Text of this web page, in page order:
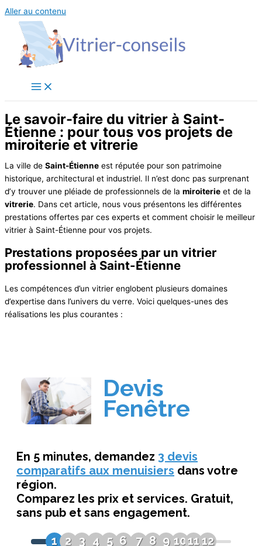
Aller au contenu
Le savoir-faire du vitrier à Saint-
Étienne : pour tous vos projets de
miroiterie et vitrerie
La ville de Saint-Étienne est réputée pour son patrimoine
historique, architectural et industriel. Il n’est donc pas surprenant
d’y trouver une pléiade de professionnels de la miroiterie et de la
vitrerie. Dans cet article, nous vous présentons les différentes
prestations offertes par ces experts et comment choisir le meilleur
vitrier à Saint-Étienne pour vos projets.
Prestations proposées par un vitrier
professionnel à Saint-Étienne
Les compétences d’un vitrier englobent plusieurs domaines
d’expertise dans l’univers du verre. Voici quelques-unes des
réalisations les plus courantes :